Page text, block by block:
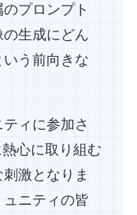
プロンプト
生成にどん
う前向きな
ィに参加さ
心に取り組む
激となりま
ニティの皆